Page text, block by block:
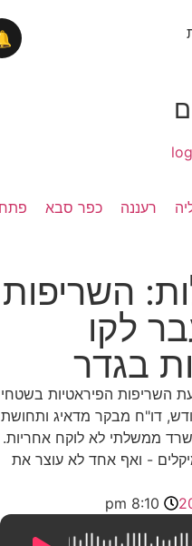
רעננה כפר סבא פתח
השריפות
לקו
בגדר
הפיראטיות בשטחי
מבקר מדאיג ותחושת
לא לוקח אחריות.
- ואף אחד לא עוצר את
8:10